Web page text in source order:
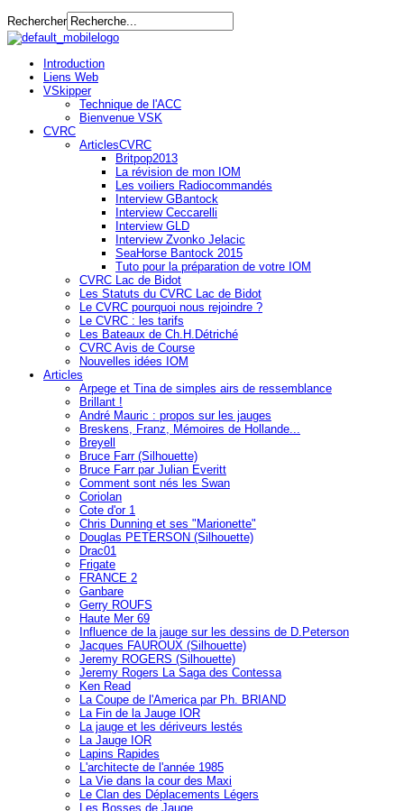
Rechercher
Introduction
Liens Web
VSkipper
Technique de l'ACC
Bienvenue VSK
CVRC
ArticlesCVRC
Britpop2013
La révision de mon IOM
Les voiliers Radiocommandés
Interview GBantock
Interview Ceccarelli
Interview GLD
Interview Zvonko Jelacic
SeaHorse Bantock 2015
Tuto pour la préparation de votre IOM
CVRC Lac de Bidot
Les Statuts du CVRC Lac de Bidot
Le CVRC pourquoi nous rejoindre ?
Le CVRC : les tarifs
Les Bateaux de Ch.H.Détriché
CVRC Avis de Course
Nouvelles idées IOM
Articles
Arpege et Tina de simples airs de ressemblance
Brillant !
André Mauric : propos sur les jauges
Breskens, Franz, Mémoires de Hollande...
Breyell
Bruce Farr (Silhouette)
Bruce Farr par Julian Everitt
Comment sont nés les Swan
Coriolan
Cote d'or 1
Chris Dunning et ses "Marionette"
Douglas PETERSON (Silhouette)
Drac01
Frigate
FRANCE 2
Ganbare
Gerry ROUFS
Haute Mer 69
Influence de la jauge sur les dessins de D.Peterson
Jacques FAUROUX (Silhouette)
Jeremy ROGERS (Silhouette)
Jeremy Rogers La Saga des Contessa
Ken Read
La Coupe de l'America par Ph. BRIAND
La Fin de la Jauge IOR
La jauge et les dériveurs lestés
La Jauge IOR
Lapins Rapides
L'architecte de l'année 1985
La Vie dans la cour des Maxi
Le Clan des Déplacements Légers
Les Bosses de Jauge